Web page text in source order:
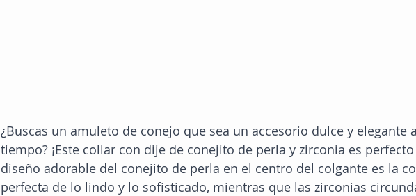
¿Buscas un amuleto de conejo que sea un accesorio dulce y elegante
tiempo? ¡Este collar con dije de conejito de perla y zirconia es
diseño adorable del conejito de perla en el centro del colgante es la
perfecta de lo lindo y lo sofisticado, mientras que las zirconias